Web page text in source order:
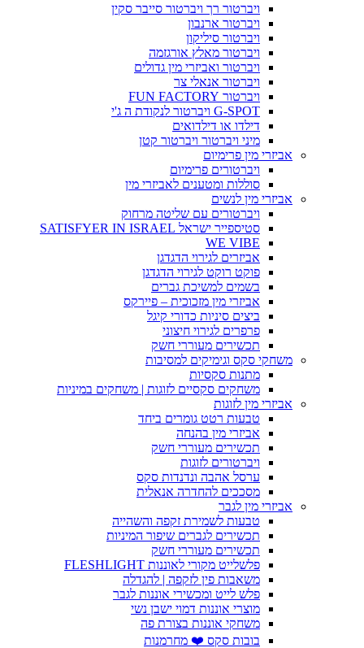
ויברטור רך ויברטור סייבר סקין
ויברטור ארנבון
ויברטור סיליקון
ויברטור מאלץ אורגזמה
ויברטור ואביזרי מין גדולים
ויברטור אנאלי צר
ויברטור FUN FACTORY
G-SPOT ויברטור לנקודת ה ג'י
דילדו או דילדואים
מיני ויברטור ויברטור קטן
אביזרי מין פרימיום
ויברטורים פרימיום
סוללות ומטענים לאביזרי מין
אביזרי מין לנשים
ויברטורים עם שליטה מרחוק
סטיספייר ישראל SATISFYER IN ISRAEL
WE VIBE
אביזרים לגירוי הדגדגן
פוקט רוקט לגירוי הדגדגן
בשמים למשיכת גברים
אביזרי מין מזכוכית – פיירקס
ביצים סיניות כדורי קיגל
פרפרים לגירוי חיצוני
תכשירים מעוררי חשק
משחקי סקס וגימיקים למסיבות
מתנות סקסיות
משחקים סקסיים לזוגות | משחקים במיניות
אביזרי מין לזוגות
טבעות רטט גומרים ביחד
אביזרי מין בהנחה
תכשירים מעוררי חשק
ויברטורים לזוגות
ערסל אהבה ונדנדות סקס
מסככים להחדרה אנאלית
אביזרי מין לגבר
טבעות לשמירת זקפה והשהייה
תכשירים לגברים שיפור המיניות
תכשירים מעוררי חשק
פלשלייט מקורי לאוננות FLESHLIGHT
משאבות פין לזקפה | להגדלה
פלש לייט ומכשירי אוננות לגבר
מוצרי אוננות דמוי ישבן נשי
משחקי אוננות בצורת פה
בובות סקס ❤️ מחרמנות